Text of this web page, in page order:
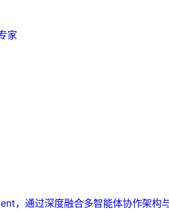
家
，通过深度融合多智能体协作架构